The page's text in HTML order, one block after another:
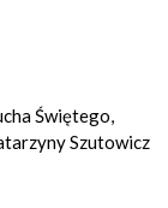
Świętego,
Szutowicz